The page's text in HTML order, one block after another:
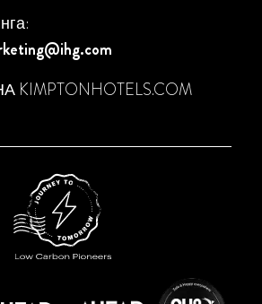
KIMPTONHOTELS.COM